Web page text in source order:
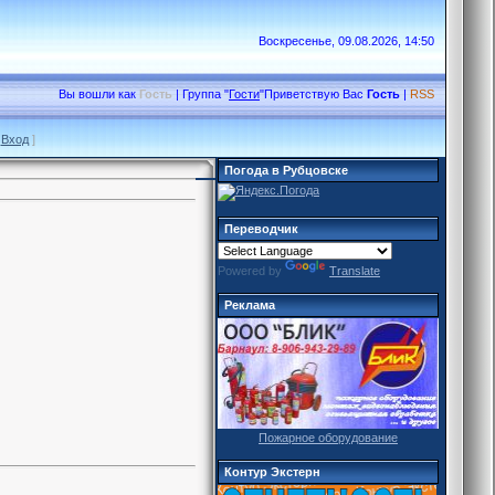
Воскресенье, 09.08.2026, 14:50
Вы вошли как Гость | Группа "Гости"Приветствую Вас Гость | RSS
Вход]
Погода в Рубцовске
Переводчик
Powered by Translate
Реклама
Пожарное оборудование
Контур Экстерн